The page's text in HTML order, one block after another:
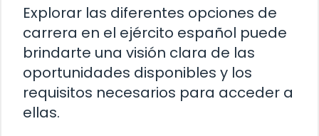
Explorar las diferentes opciones de
carrera en el ejército español puede
brindarte una visión clara de las
oportunidades disponibles y los
requisitos necesarios para acceder a
ellas.